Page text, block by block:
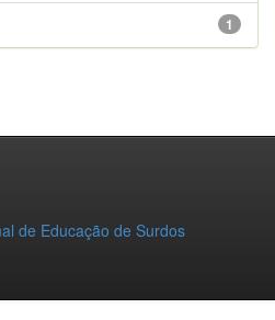
1
de Educação de Surdos